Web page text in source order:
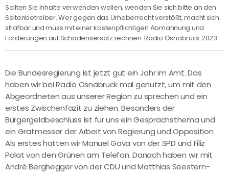
Sollten Sie Inhalte verwenden wollen, wenden Sie sich bitte an den
Seitenbetreiber. Wer gegen das Urheberrecht verstößt, macht sich
strafbar und muss mit einer kostenpflichtigen Abmahnung und
Forderungen auf Schadensersatz rechnen. Radio Osnabrück 2023.
Die Bundesregierung ist jetzt gut ein Jahr im Amt. Das
haben wir bei Radio Osnabrück mal genutzt, um mit den
Abgeordneten aus unserer Region zu sprechen und ein
erstes Zwischenfazit zu ziehen. Besonders der
Bürgergeldbeschluss ist für uns ein Gesprächsthema und
ein Gratmesser der Arbeit von Regierung und Opposition.
Als erstes hatten wir Manuel Gava von der SPD und Filiz
Polat von den Grünen am Telefon. Danach haben wir mit
André Berghegger von der CDU und Matthias Seestern-